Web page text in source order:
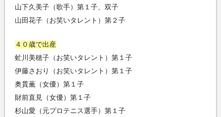
山下久美子（歌手）第１子、双子
山田花子（お笑いタレント）第２子
４０歳で出産
虻川美穂子（お笑いタレント）第１子
伊藤さおり（お笑いタレント）第１子
奥貫薫（女優）第１子
財前直見（女優）第１子
杉山愛（元プロテニス選手）第１子